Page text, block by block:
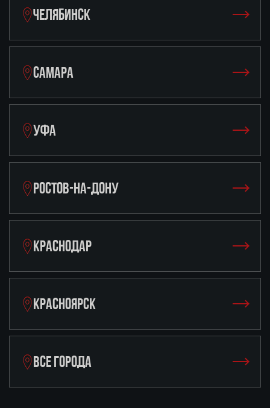
ЧЕЛЯБИНСК
САМАРА
УФА
РОСТОВ-НА-ДОНУ
КРАСНОДАР
КРАСНОЯРСК
ВСЕ ГОРОДА